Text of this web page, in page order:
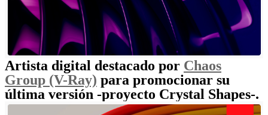
Artista digital destacado por Chaos
Group (V-Ray) para promocionar su
última versión -proyecto Crystal Shapes-.